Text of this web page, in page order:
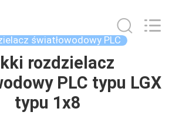
światłowodowy PLC
rozdzielacz
PLC typu LGX
typu 1x8